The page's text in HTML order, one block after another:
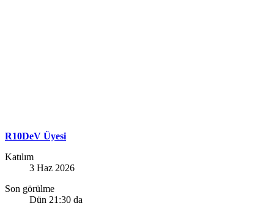
R10DeV Üyesi
Katılım
3 Haz 2026
Son görülme
Dün 21:30 da